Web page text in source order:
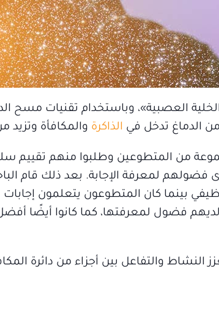
العصبية»، وباستخدام تقنيات مسح
من الدماغ تدخل في الذاكرة والمكافأة
من المتطوعين وطلبوا منهم تقييم
فضولهم لمعرفة الإجابة. بعد ذلك قام
بينما كان المتطوعون يتعلمون
النشاط والتفاعل بين أجزاء من دائرة